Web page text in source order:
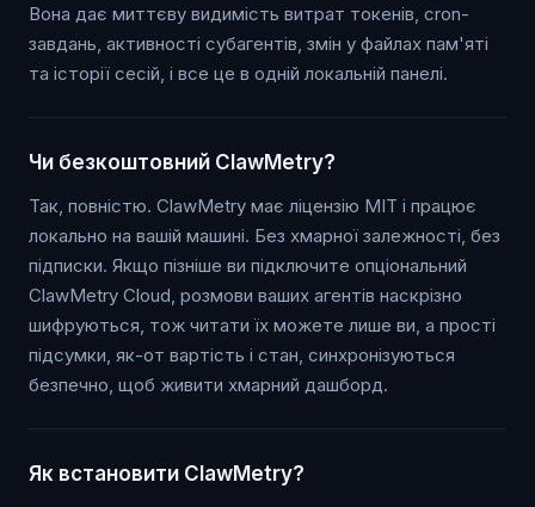
Вона дає миттєву видимість витрат токенів, cron-
завдань, активності субагентів, змін у файлах пам'яті
та історії сесій, і все це в одній локальній панелі.
Чи безкоштовний ClawMetry?
Так, повністю. ClawMetry має ліцензію MIT і працює
локально на вашій машині. Без хмарної залежності, без
підписки. Якщо пізніше ви підключите опціональний
ClawMetry Cloud, розмови ваших агентів наскрізно
шифруються, тож читати їх можете лише ви, а прості
підсумки, як-от вартість і стан, синхронізуються
безпечно, щоб живити хмарний дашборд.
Як встановити ClawMetry?